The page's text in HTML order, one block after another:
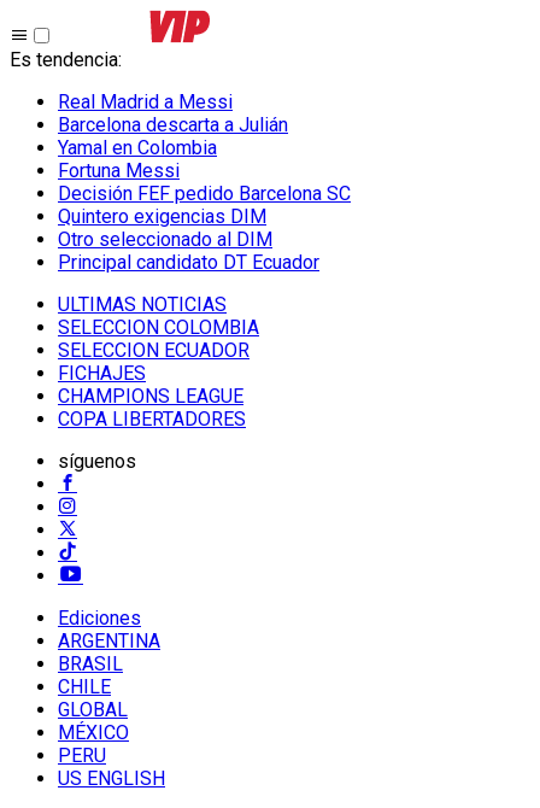
Es tendencia:
Real Madrid a Messi
Barcelona descarta a Julián
Yamal en Colombia
Fortuna Messi
Decisión FEF pedido Barcelona SC
Quintero exigencias DIM
Otro seleccionado al DIM
Principal candidato DT Ecuador
ULTIMAS NOTICIAS
SELECCION COLOMBIA
SELECCION ECUADOR
FICHAJES
CHAMPIONS LEAGUE
COPA LIBERTADORES
síguenos
Ediciones
ARGENTINA
BRASIL
CHILE
GLOBAL
MÉXICO
PERU
US ENGLISH